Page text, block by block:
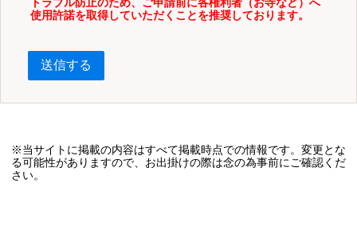
トラブル防止のため、ご申請前に各権利者（お寺など）へ
使用許諾を取得していただくことを推奨しております。
送信する
※当サイトに掲載の内容はすべて掲載時点での情報です。変更とな
る可能性がありますので、お出掛けの際は念の為事前にご確認くだ
さい。